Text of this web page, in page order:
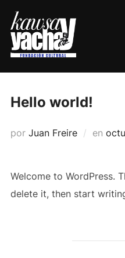
contenido
Hello world!
por Juan Freire en
Welcome to WordPress.
delete it, then start